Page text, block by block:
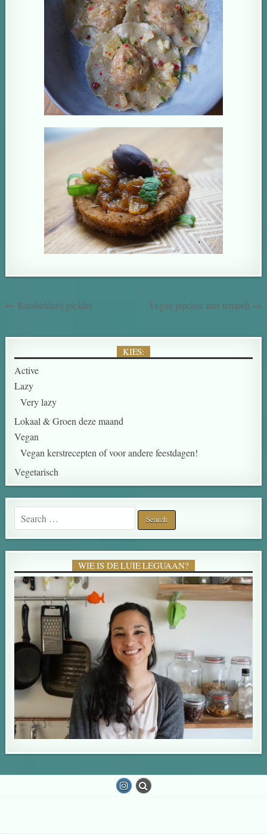
← Knolselderij pickles Vegan japchae met tempeh →
KIES:
Active
Lazy
Very lazy
Lokaal & Groen deze maand
Vegan
Vegan kerstrecepten of voor andere feestdagen!
Vegetarisch
WIE IS DE LUIE LEGUAAN?